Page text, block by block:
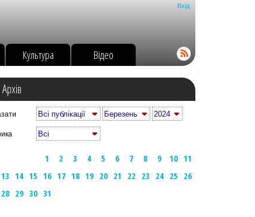
Вхід
Культура Відео
Архів
1 2 3 4 5 6 7 8 9 10 11
13 14 15 16 17 18 19 20 21 22 23 24 25 26
28 29 30 31